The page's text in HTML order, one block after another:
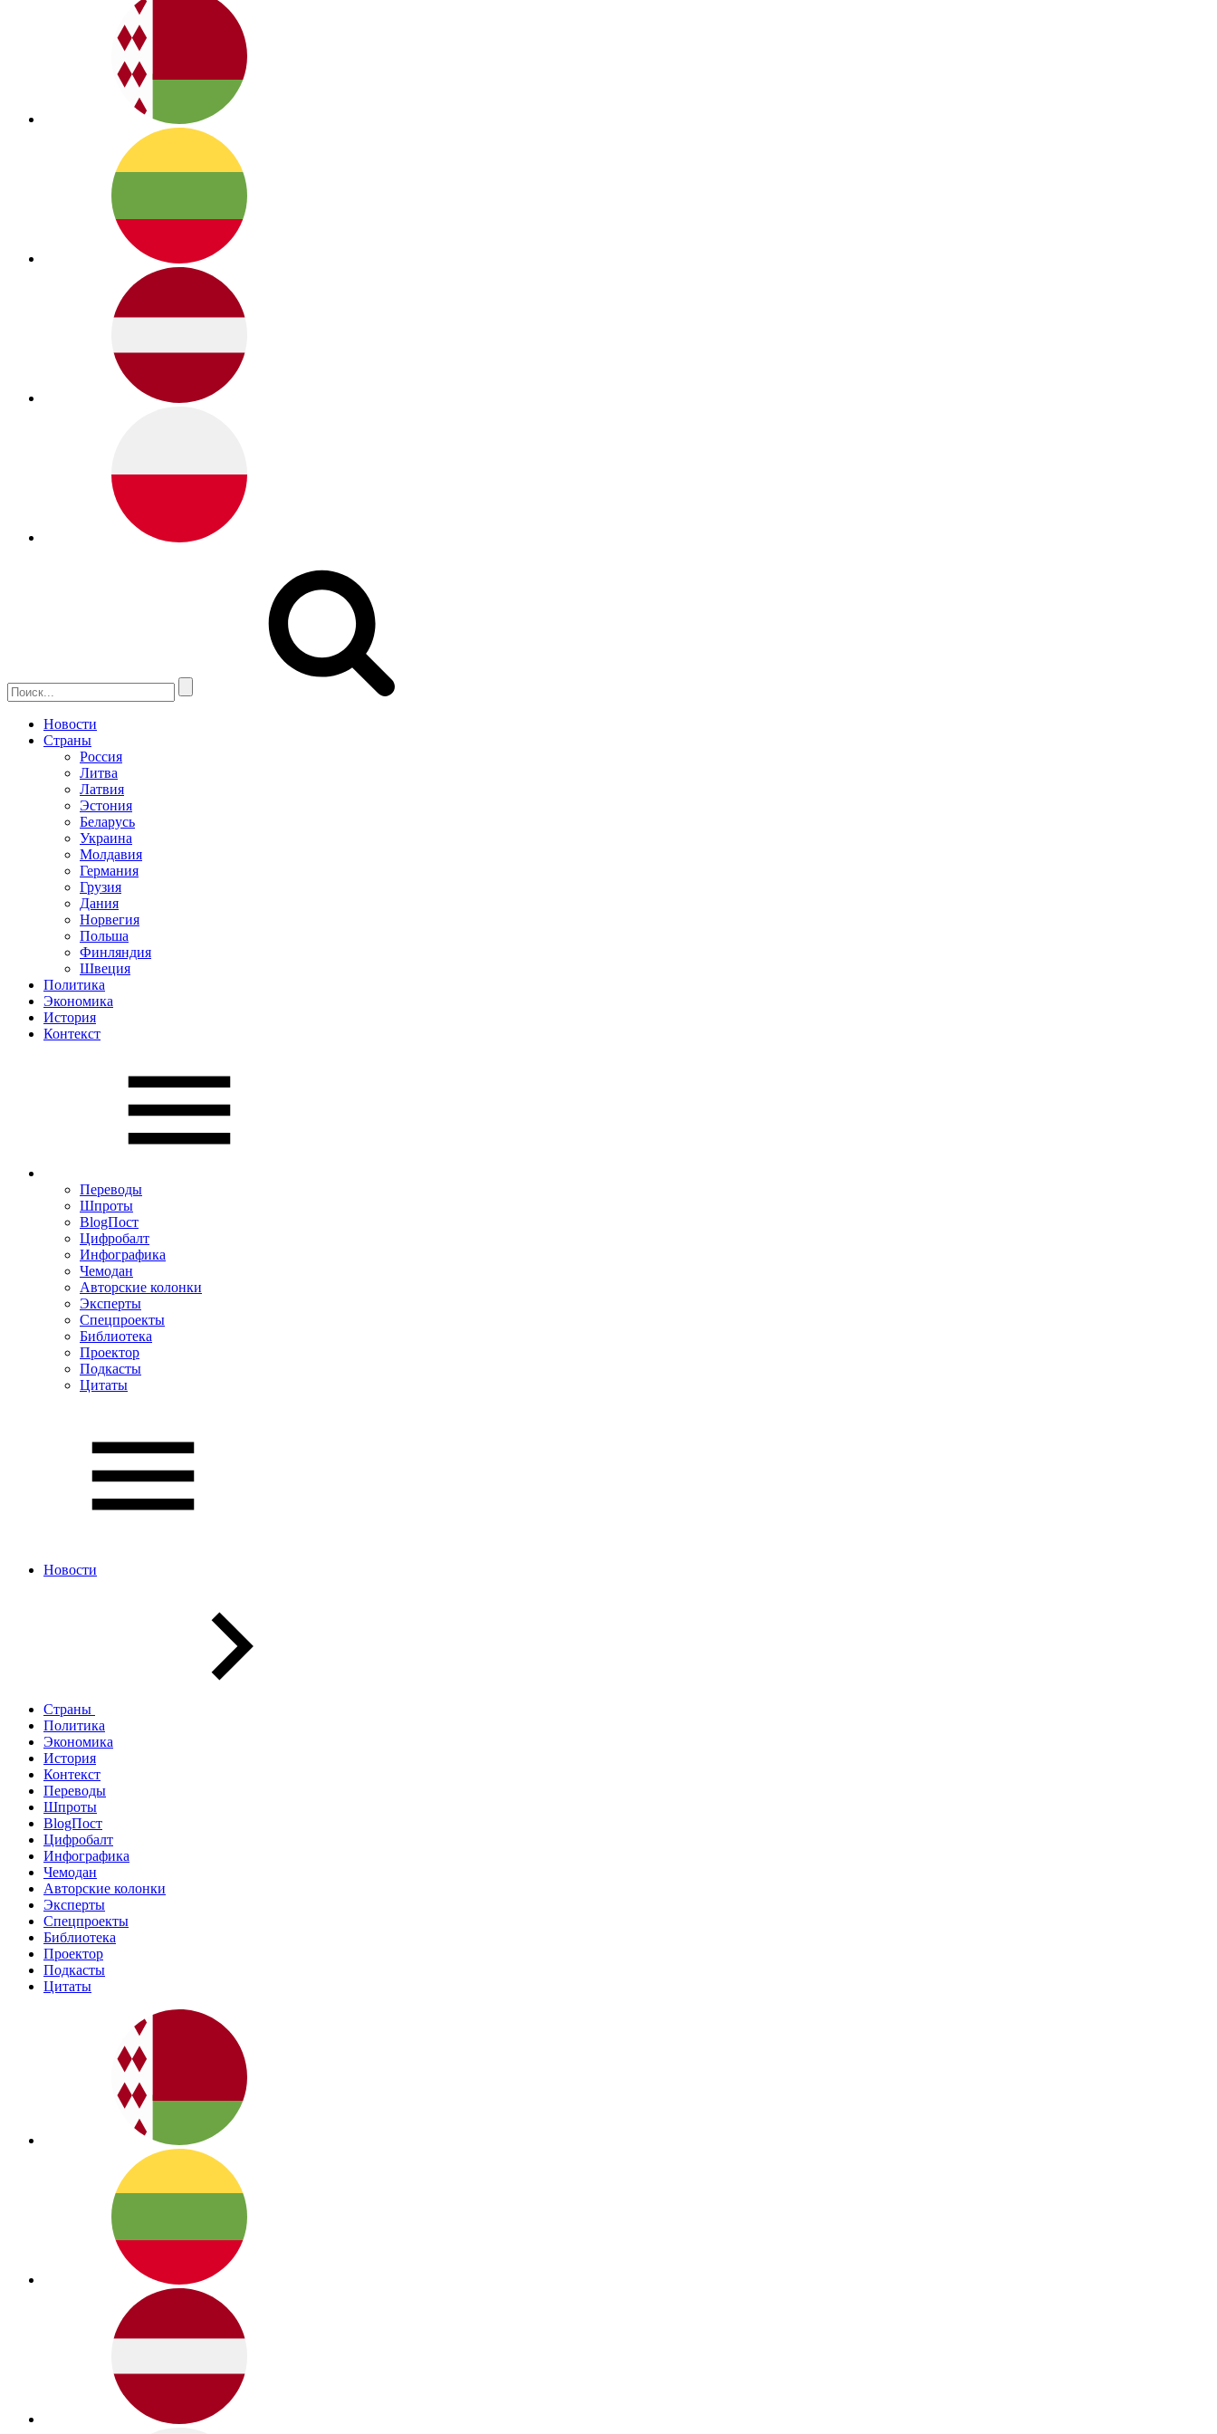
Новости
Страны
Россия
Литва
Латвия
Эстония
Беларусь
Украина
Молдавия
Германия
Грузия
Дания
Норвегия
Польша
Финляндия
Швеция
Политика
Экономика
История
Контекст
Переводы
Шпроты
BlogПост
Цифробалт
Инфографика
Чемодан
Авторские колонки
Эксперты
Спецпроекты
Библиотека
Проектор
Подкасты
Цитаты
Новости
Страны
Политика
Экономика
История
Контекст
Переводы
Шпроты
BlogПост
Цифробалт
Инфографика
Чемодан
Авторские колонки
Эксперты
Спецпроекты
Библиотека
Проектор
Подкасты
Цитаты